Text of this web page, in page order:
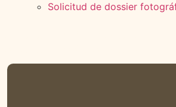
Solicitud de dossier